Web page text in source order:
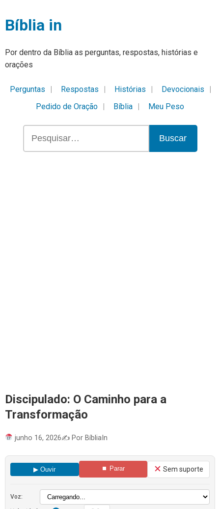
Bíblia in
Por dentro da Bíblia as perguntas, respostas, histórias e
orações
Perguntas Respostas Histórias
Devocionais
Pedido de Oração
Bíblia Meu Peso
Buscar
Discipulado: O Caminho para a
Transformação
junho 16, 2026✍️ Por BíbliaIn
▶ Ouvir ⏹ Parar Sem suporte
Voz: